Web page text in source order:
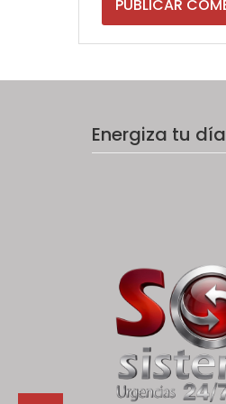
Energiza tu día